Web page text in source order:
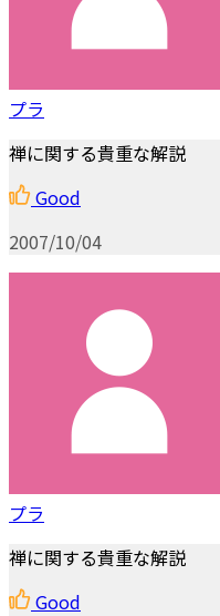
プラ
禅に関する貴重な解説
Good
2007/10/04
プラ
禅に関する貴重な解説
Good